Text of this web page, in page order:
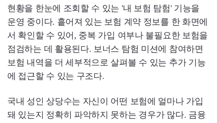
현황을 한눈에 조회할 수 있는 '내 보험 탐험' 기능을
운영 중이다. 흩어져 있는 보험 계약 정보를 한 화면에
서 확인할 수 있어, 중복 가입 여부나 불필요한 보험을
점검하는 데 활용된다. 보너스 탐험 미션에 참여하면
보험 내역을 더 세부적으로 살펴볼 수 있는 추가 기능
에 접근할 수 있는 구조다.
국내 성인 상당수는 자신이 어떤 보험에 얼마나 가입
돼 있는지 정확히 파악하지 못하는 경우가 많다. 금융